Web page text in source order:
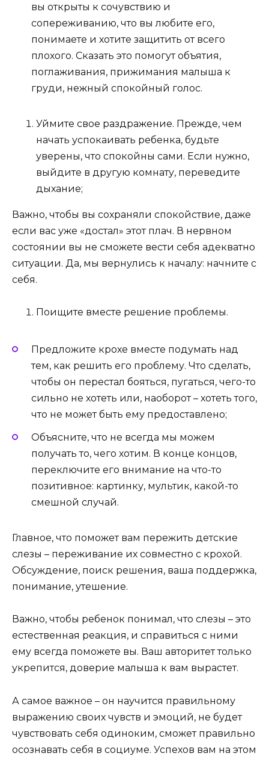
вы открыты к сочувствию и
сопереживанию, что вы любите его,
понимаете и хотите защитить от всего
плохого. Сказать это помогут объятия,
поглаживания, прижимания малыша к
груди, нежный спокойный голос.
Уймите свое раздражение. Прежде, чем
начать успокаивать ребенка, будьте
уверены, что спокойны сами. Если нужно,
выйдите в другую комнату, переведите
дыхание;
Важно, чтобы вы сохраняли спокойствие, даже
если вас уже «достал» этот плач. В нервном
состоянии вы не сможете вести себя адекватно
ситуации. Да, мы вернулись к началу: начните с
себя.
Поищите вместе решение проблемы.
Предложите крохе вместе подумать над
тем, как решить его проблему. Что сделать,
чтобы он перестал бояться, пугаться, чего-то
сильно не хотеть или, наоборот – хотеть того,
что не может быть ему предоставлено;
Объясните, что не всегда мы можем
получать то, чего хотим. В конце концов,
переключите его внимание на что-то
позитивное: картинку, мультик, какой-то
смешной случай.
Главное, что поможет вам пережить детские
слезы – переживание их совместно с крохой.
Обсуждение, поиск решения, ваша поддержка,
понимание, утешение.
Важно, чтобы ребенок понимал, что слезы – это
естественная реакция, и справиться с ними
ему всегда поможете вы. Ваш авторитет только
укрепится, доверие малыша к вам вырастет.
А самое важное – он научится правильному
выражению своих чувств и эмоций, не будет
чувствовать себя одиноким, сможет правильно
осознавать себя в социуме. Успехов вам на этом